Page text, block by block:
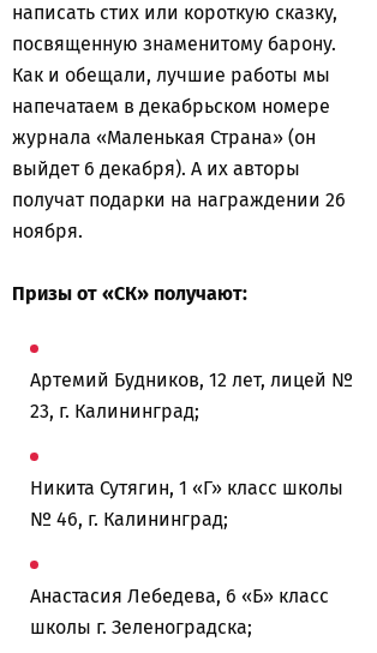
написать стих или короткую сказку,
посвященную знаменитому барону.
Как и обещали, лучшие работы мы
напечатаем в декабрьском номере
журнала «Маленькая Страна» (он
выйдет 6 декабря). А их авторы
получат подарки на награждении 26
ноября.
Призы от «СК» получают:
Артемий Будников, 12 лет, лицей №
23, г. Калининград;
Никита Сутягин, 1 «Г» класс школы
№ 46, г. Калининград;
Анастасия Лебедева, 6 «Б» класс
школы г. Зеленоградска;